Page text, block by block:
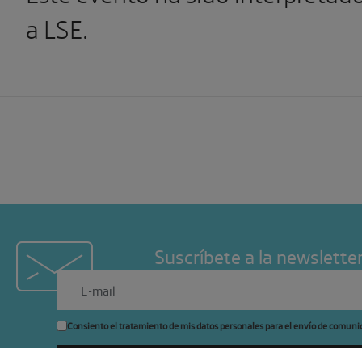
a LSE.
Suscríbete a la
Consiento el tratamiento de mis datos personales para el envío de